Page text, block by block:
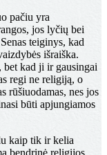
pa­čiu yra
jos lyčių bei
teiginys, kad
išraiška.
kad ji ir gausingai
regi ne reli­giją, o
rūšiuodamas, nes jos
būti apjungiamos
kaip tik ir kelia
bendrinė religijos